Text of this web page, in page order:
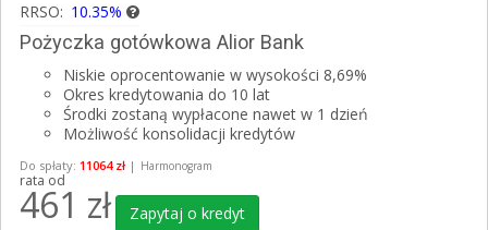
RRSO: 10.35%
Pożyczka gotówkowa Alior Bank
Niskie oprocentowanie w wysokości 8,69%
Okres kredytowania do 10 lat
Środki zostaną wypłacone nawet w 1 dzień
Możliwość konsolidacji kredytów
Do spłaty: 11064 zł | Harmonogram
rata od
461 zł Zapytaj o kredyt